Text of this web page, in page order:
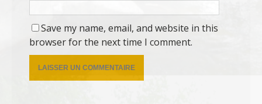
Save my name, email, and website in this
browser for the next time I comment.